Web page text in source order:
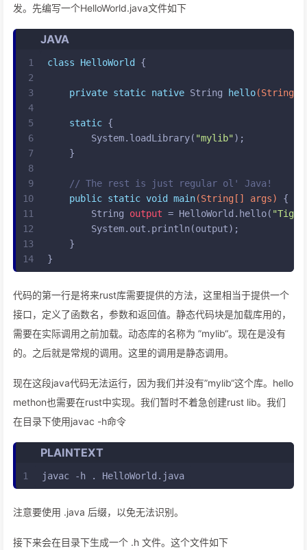
发。先编写一个HelloWorld.java文件如下
JAVA
1
2
3
4
5
6
7
8
9
10
11
12
13
14
class HelloWorld {
private static native String hello(String
static {
        System.loadLibrary(
"mylib" );
    }
// The rest is just regular ol' Java!
public static void main(String[] args)
{
String
output = HelloWorld.hello(
        System.out.println(output);
    }
}
代码的第一行是将来rust库需要提供的方法，这里相当于提供一个
接口，定义了函数名，参数和返回值。静态代码块是加载库用的，
需要在实际调用之前加载。动态库的名称为 ”mylib“。现在是没有
的。之后就是常规的调用。这里的调用是静态调用。
现在这段java代码无法运行，因为我们并没有”mylib“这个库。hello
methon也需要在rust中实现。我们暂时不着急创建rust lib。我们
在目录下使用javac -h命令
PLAINTEXT
1 javac -h . HelloWorld.java
注意要使用 .java 后缀，以免无法识别。
接下来会在目录下生成一个 .h 文件。这个文件如下